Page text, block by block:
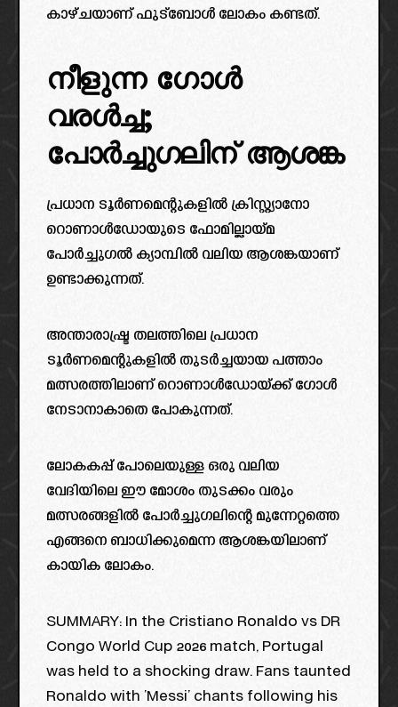
കാഴ്ചയാണ് ഫുട്ബോൾ ലോകം കണ്ടത്.
നീളുന്ന ഗോൾ
വരൾച്ച;
പോർച്ചുഗലിന് ആശങ്ക
പ്രധാന ടൂർണമെന്റുകളിൽ ക്രിസ്റ്റ്യാനോ
റൊണാൾഡോയുടെ ഫോമില്ലായ്മ
പോർച്ചുഗൽ ക്യാമ്പിൽ വലിയ ആശങ്കയാണ്
ഉണ്ടാക്കുന്നത്.
അന്താരാഷ്ട്ര തലത്തിലെ പ്രധാന
ടൂർണമെന്റുകളിൽ തുടർച്ചയായ പത്താം
മത്സരത്തിലാണ് റൊണാൾ‍ഡോയ്ക്ക് ഗോൾ
നേടാനാകാതെ പോകുന്നത്.
ലോകകപ്പ് പോലെയുള്ള ഒരു വലിയ
വേദിയിലെ ഈ മോശം തുടക്കം വരും
മത്സരങ്ങളിൽ പോർച്ചുഗലിന്റെ മുന്നേറ്റത്തെ
എങ്ങനെ ബാധിക്കുമെന്ന ആശങ്കയിലാണ്
കായിക ലോകം.
SUMMARY: In the Cristiano Ronaldo vs DR
Congo World Cup 2026 match, Portugal
was held to a shocking draw. Fans taunted
Ronaldo with ‘Messi’ chants following his